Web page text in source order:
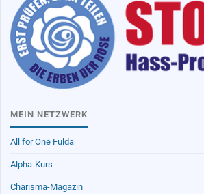
MEIN NETZWERK
All for One Fulda
Alpha-Kurs
Charisma-Magazin